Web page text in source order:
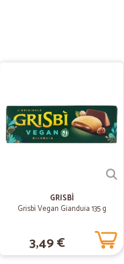
GRISBÌ
Grisbì Vegan Gianduia 135 g
3,49 €